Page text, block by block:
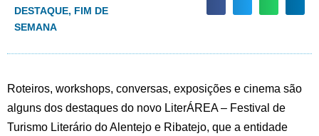
DESTAQUE, FIM DE
SEMANA
Roteiros, workshops, conversas, exposições e cinema são
alguns dos destaques do novo LiterÁREA – Festival de
Turismo Literário do Alentejo e Ribatejo, que a entidade